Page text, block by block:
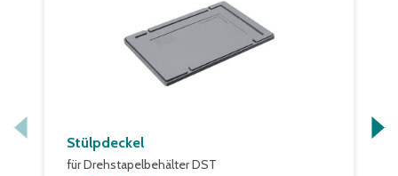
Stülpdeckel
für Drehstapelbehälter DST